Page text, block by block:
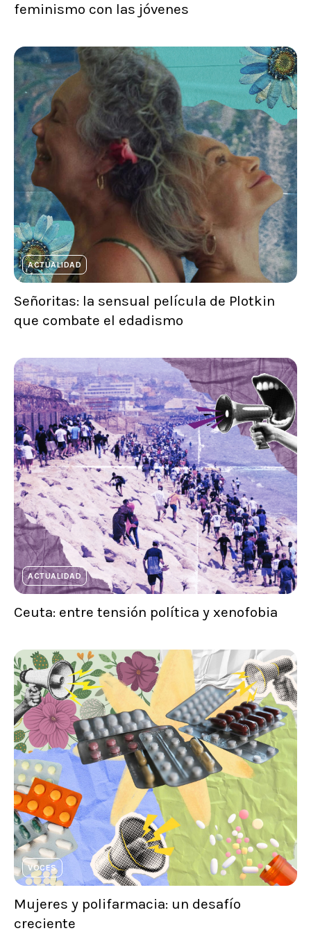
feminismo con las jóvenes
ACTUALIDAD
Señoritas: la sensual película de Plotkin
que combate el edadismo
ACTUALIDAD
Ceuta: entre tensión política y xenofobia
VOCES
Mujeres y polifarmacia: un desafío
creciente